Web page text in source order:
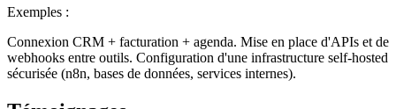
Exemples :
Connexion CRM + facturation + agenda. Mise en place d'APIs et de
webhooks entre outils. Configuration d'une infrastructure self-hosted
sécurisée (n8n, bases de données, services internes).